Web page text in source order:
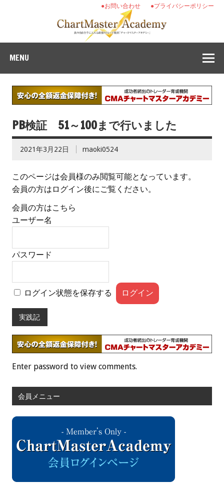
●プライバシーポリシー
●お問い合わせ
MENU
PB検証 51～100まで行いました
2021年3月22日 maoki0524
このページは会員様のみ閲覧可能となっています。
会員の方はログイン後にご覧ください。
会員の方はこちら
ユーザー名
パスワード
ログイン状態を保存する
実践記
Enter password to view comments.
会員メニュー